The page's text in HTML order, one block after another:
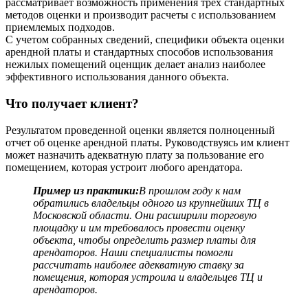
рассматривает возможность применения трех стандартных
методов оценки и производит расчеты с использованием
приемлемых подходов.
С учетом собранных сведений, специфики объекта оценки
арендной платы и стандартных способов использования
нежилых помещений оценщик делает анализ наиболее
эффективного использования данного объекта.
Что получает клиент?
Результатом проведенной оценки является полноценный
отчет об оценке арендной платы. Руководствуясь им клиент
может назначить адекватную плату за пользование его
помещением, которая устроит любого арендатора.
Пример из практики:В прошлом году к нам
обратились владельцы одного из крупнейших ТЦ в
Московской области. Они расширили торговую
площадку и им требовалось провести оценку
объекта, чтобы определить размер платы для
арендаторов. Наши специалисты помогли
рассчитать наиболее адекватную ставку за
помещения, которая устроила и владельцев ТЦ и
арендаторов.